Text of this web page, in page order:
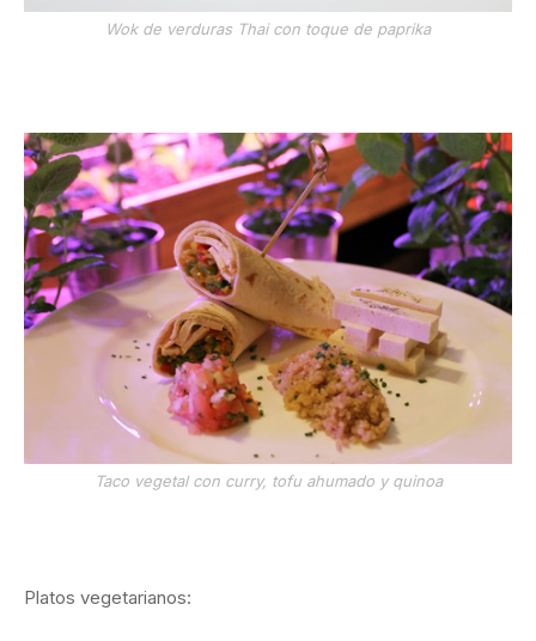
Wok de verduras Thai con toque de paprika
Taco vegetal con curry, tofu ahumado y quinoa
Platos vegetarianos: